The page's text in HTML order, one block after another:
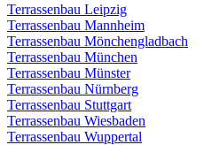
Terrassenbau Leipzig
Terrassenbau Mannheim
Terrassenbau Mönchengladbach
Terrassenbau München
Terrassenbau Münster
Terrassenbau Nürnberg
Terrassenbau Stuttgart
Terrassenbau Wiesbaden
Terrassenbau Wuppertal